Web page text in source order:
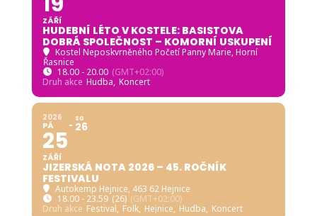
ZÁŘÍ
HUDEBNÍ LÉTO V KOSTELE: BASISTOVA
DOBRÁ SPOLEČNOST – KOMORNÍ USKUPENÍ
Kostel Neposkvrněného Početí Panny Marie, Horní
Řasnice
18.00 - 20.00 (GMT+02:00)
Druh akce Hudba, Koncert
2026
PÁ
25
ZÁŘÍ
SO
26
JIZERSKÁ NOTA 2026 – 45. ROČNÍK
FESTIVALU
Autokemp Hejnice, 463 62 Hejnice
18.00 - 23.59 (26) (GMT+02:00)
Druh akce Festival, Folk, Hejnice, Hudba, Koncert